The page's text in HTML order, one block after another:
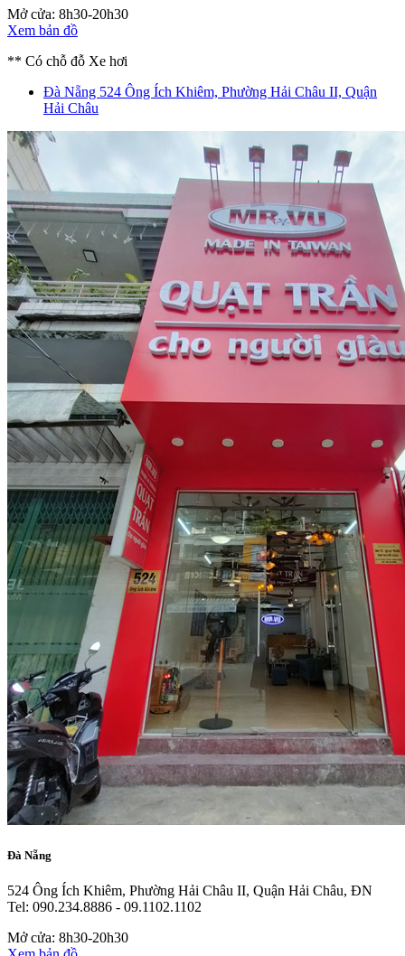
Mở cửa: 8h30-20h30
Xem bản đồ
** Có chỗ đỗ Xe hơi
Đà Nẵng 524 Ông Ích Khiêm, Phường Hải Châu II, Quận
Hải Châu
Đà Nẵng
524 Ông Ích Khiêm, Phường Hải Châu II, Quận Hải Châu, ĐN
Tel: 090.234.8886 - 09.1102.1102
Mở cửa: 8h30-20h30